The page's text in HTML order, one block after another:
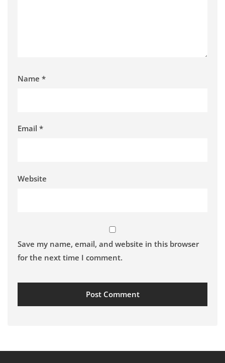
Name *
Email *
Website
Save my name, email, and website in this browser
for the next time I comment.